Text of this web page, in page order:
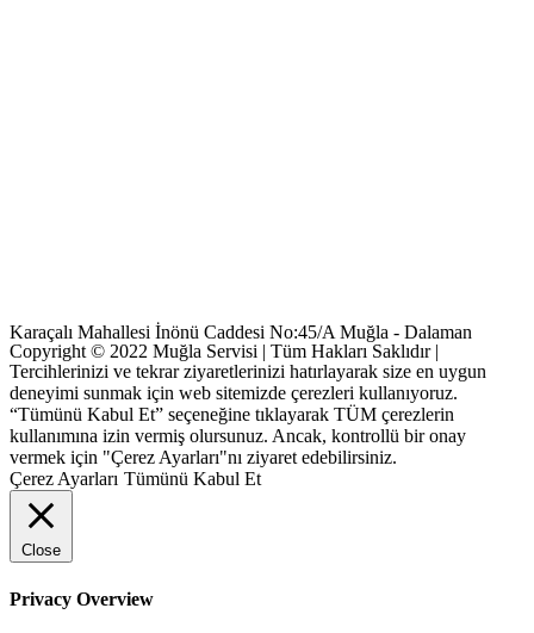
Karaçalı Mahallesi İnönü Caddesi No:45/A Muğla - Dalaman
Copyright © 2022 Muğla Servisi | Tüm Hakları Saklıdır |
Tercihlerinizi ve tekrar ziyaretlerinizi hatırlayarak size en uygun
deneyimi sunmak için web sitemizde çerezleri kullanıyoruz.
“Tümünü Kabul Et” seçeneğine tıklayarak TÜM çerezlerin
kullanımına izin vermiş olursunuz. Ancak, kontrollü bir onay
vermek için "Çerez Ayarları"nı ziyaret edebilirsiniz.
Çerez Ayarları Tümünü Kabul Et
Close
Privacy Overview